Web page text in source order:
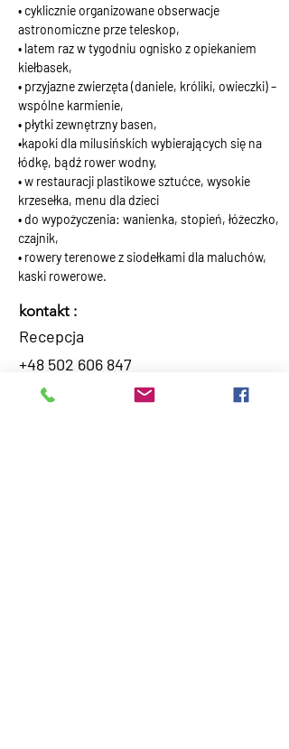
• cyklicznie organizowane obserwacje
astronomiczne prze teleskop,
• latem raz w tygodniu ognisko z opiekaniem
kiełbasek,
• przyjazne zwierzęta (daniele, króliki, owieczki) –
wspólne karmienie,
• płytki zewnętrzny basen,
•kapoki dla milusińskich wybierających się na
łódkę, bądź rower wodny,
• w restauracji plastikowe sztućce, wysokie
krzesełka, menu dla dzieci
• do wypożyczenia: wanienka, stopień, łóżeczko,
czajnik,
• rowery terenowe z siodełkami dla maluchów,
kaski rowerowe.
kontakt :
Recepcja
+48 502 606 847
Email